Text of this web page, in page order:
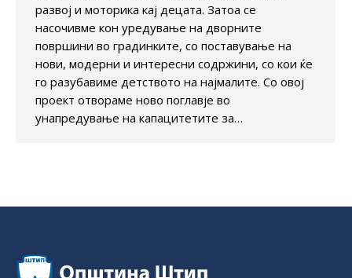
развој и моторика кај децата. Затоа се
насочивме кон уредување на дворните
површини во градинките, со поставување на
нови, модерни и интересни содржини, со кои ќе
го разубавиме детството на најмалите. Со овој
проект отвораме ново поглавје во
унапредување на капацитетите за…